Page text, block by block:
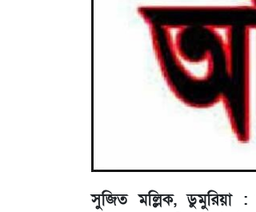
সুজিত মল্লিক, ডুমুরিয়া :